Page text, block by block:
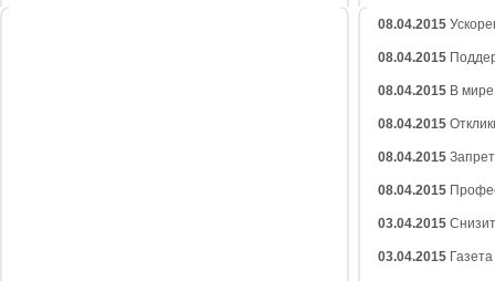
08.04.2015
08.04.2015
08.04.2015 В
08.04.2015
08.04.2015
08.04.2015
03.04.2015
03.04.2015